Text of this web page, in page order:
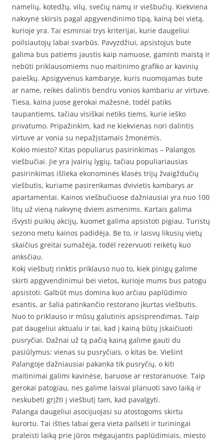
namelių, kotedžų, vilų, svečių namų ir viešbučių. Kiekviena
nakvynė skirsis pagal apgyvendinimo tipą, kainą bei vietą,
kurioje yra. Tai esminiai trys kriterijai, kurie daugeliui
poilsiautojų labai svarbūs. Pavyzdžiui, apsistojus bute
galima bus patiems jaustis kaip namuose, gaminti maistą ir
nebūti priklausomiems nuo maitinimo grafiko ar kavinių
paieškų. Apsigyvenus kambaryje, kuris nuomojamas bute
ar name, reikės dalintis bendru vonios kambariu ar virtuve.
Tiesa, kaina juose gerokai mažesnė, todėl patiks
taupantiems, tačiau visiškai netiks tiems, kurie ieško
privatumo. Pripažinkim, kad ne kiekvienas nori dalintis
virtuve ar vonia su nepažįstamais žmonėmis.
Kokio miesto? Kitas populiarus pasirinkimas – Palangos
viešbučiai. Jie yra įvairių lygių, tačiau populiariausias
pasirinkimas išlieka ekonominės klasės trijų žvaigždučių
viešbutis, kuriame pasirenkamas dvivietis kambarys ar
apartamentai. Kainos viešbučiuose dažniausiai yra nuo 100
litų už vieną nakvynę dviem asmenims. Kartais galima
išvysti puikių akcijų, kuomet galima apsistoti pigiau. Turistų
sezono metu kainos padidėja. Be to, ir laisvų likusių vietų
skaičius greitai sumažėja, todėl rezervuoti reikėtų kuo
anksčiau.
Kokį viešbutį rinktis priklauso nuo to, kiek pinigų galime
skirti apgyvendinimui bei vietos, kurioje mums bus patogu
apsistoti. Galbūt mus domina kuo arčiau paplūdimio
esantis, ar šalia patinkančio restorano įkurtas viešbutis.
Nuo to priklauso ir mūsų galutinis apsisprendimas. Taip
pat daugeliui aktualu ir tai, kad į kainą būtų įskaičiuoti
pusryčiai. Dažnai už tą pačią kainą galime gauti du
pasiūlymus: vienas su pusryčiais, o kitas be. Viešint
Palangoje dažniausiai pakanka tik pusryčių, o kiti
maitinimai galimi kavinėse, baruose ar restoranuose. Taip
gerokai patogiau, nes galime laisvai planuoti savo laiką ir
neskubėti grįžti į viešbutį tam, kad pavalgyti.
Palanga daugeliui asocijuojasi su atostogoms skirtu
kurortu. Tai išties labai gera vieta pailsėti ir turiningai
praleisti laiką prie jūros mėgaujantis paplūdimiais, miesto